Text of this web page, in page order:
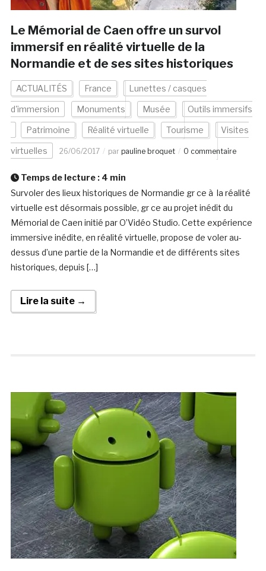
Le Mémorial de Caen offre un survol
immersif en réalité virtuelle de la
Normandie et de ses sites historiques
ACTUALITÉS France Lunettes / casques
d'immersion Monuments Musée Outils immersifs
Patrimoine Réalité virtuelle Tourisme Visites
virtuelles 26/06/2017 par pauline broquet 0 commentaire
Temps de lecture : 4 min
Survoler des lieux historiques de Normandie gr ce à la réalité
virtuelle est désormais possible, gr ce au projet inédit du
Mémorial de Caen initié par O’Vidéo Studio. Cette expérience
immersive inédite, en réalité virtuelle, propose de voler au-
dessus d’une partie de la Normandie et de différents sites
historiques, depuis […]
Lire la suite →